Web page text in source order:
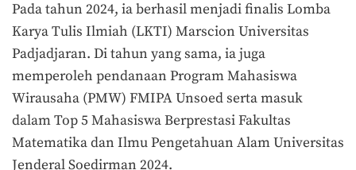
Pada tahun 2024, ia berhasil menjadi finalis Lomba
Karya Tulis Ilmiah (LKTI) Marscion Universitas
Padjadjaran. Di tahun yang sama, ia juga
memperoleh pendanaan Program Mahasiswa
Wirausaha (PMW) FMIPA Unsoed serta masuk
dalam Top 5 Mahasiswa Berprestasi Fakultas
Matematika dan Ilmu Pengetahuan Alam Universitas
Jenderal Soedirman 2024.